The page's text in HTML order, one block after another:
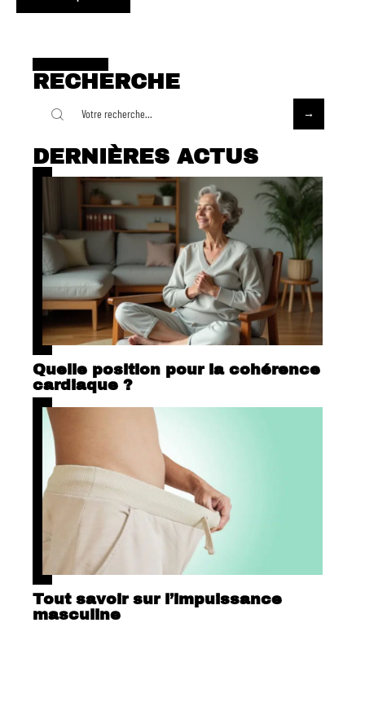
RECHERCHE
DERNIÈRES ACTUS
Quelle position pour la cohérence
cardiaque ?
Tout savoir sur l’impuissance
masculine